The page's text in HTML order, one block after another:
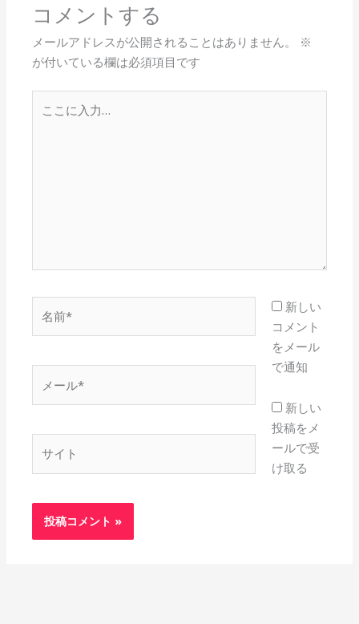
コメントする
メールアドレスが公開されることはありません。
※
が付いている欄は必須項目です
こ
前
ー
*
新しい
コメント
をメール
で通知
新しい
投稿をメ
ールで受
け取る